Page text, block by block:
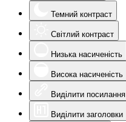
Темний контраст
Світлий контраст
Низька насиченість
Висока насиченість
Виділити посилання
Виділити заголовки